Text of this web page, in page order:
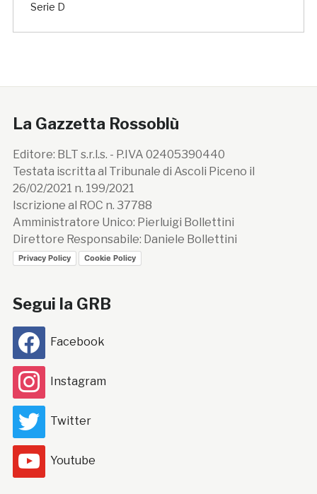
Serie D
La Gazzetta Rossoblù
Editore: BLT s.r.l.s. - P.IVA 02405390440
Testata iscritta al Tribunale di Ascoli Piceno il
26/02/2021 n. 199/2021
Iscrizione al ROC n. 37788
Amministratore Unico: Pierluigi Bollettini
Direttore Responsabile: Daniele Bollettini
Privacy Policy Cookie Policy
Segui la GRB
Facebook
Instagram
Twitter
Youtube